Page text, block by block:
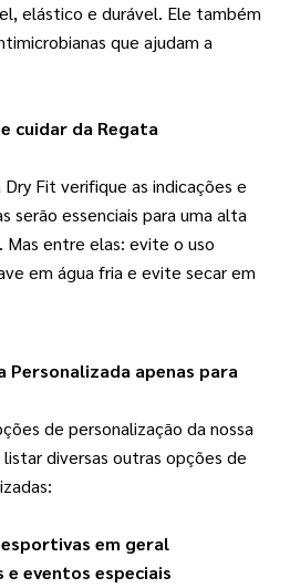
elástico e durável. Ele também
que ajudam a
cuidar da Regata
Fit verifique as indicações e
serão essenciais para uma alta
entre elas: evite o uso
em água fria e evite secar em
Personalizada apenas para
de personalização da nossa
diversas outras opções de
em geral
eventos especiais